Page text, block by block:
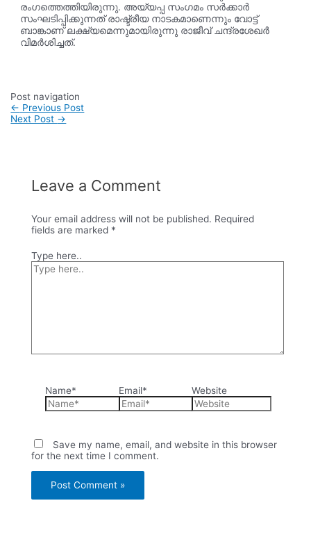
രംഗത്തെത്തിയിരുന്നു. അയ്യപ്പ സംഗമം സർക്കാർ
സംഘടിപ്പിക്കുന്നത് രാഷ്ട്രീയ നാടകമാണെന്നും വോട്ട്
ബാങ്കാണ് ല‍ക്ഷ‍്യമെന്നുമായിരുന്നു രാജീവ് ചന്ദ്രശേഖർ
വിമർശിച്ചത്.
Post navigation
← Previous Post
Next Post →
Leave a Comment
Your email address will not be published. Required
fields are marked *
Type here..
Name* Email* Website
Save my name, email, and website in this browser
for the next time I comment.